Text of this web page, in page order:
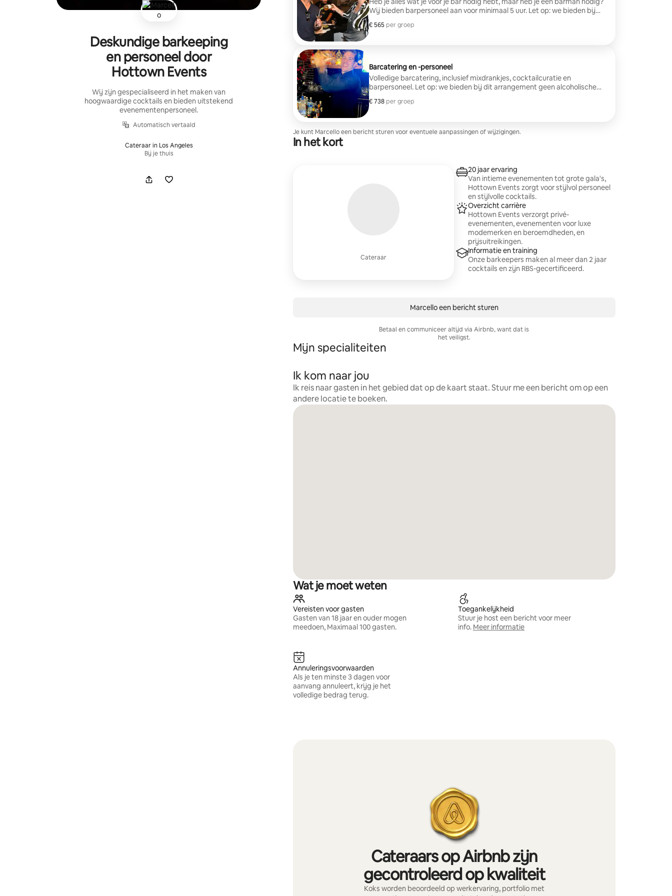
Deskundige barkeeping
en personeel door
Hottown Events
Wij zijn gespecialiseerd in het maken van
hoogwaardige cocktails en bieden uitstekend
evenementenpersoneel.
Automatisch vertaald
Cateraar in Los Angeles
Bij je thuis
Wij bieden barpersoneel aan voor minimaal 5 uur. Let op: we bieden bij
dit arrangement geen producten aan; je dient je eigen producten mee te
nemen. De vermelde prijs is een startprijs. De prijzen kunnen variëren
€ 565 per groep
€ 565 per groep
Barcatering en -personeel
Volledige barcatering, inclusief mixdrankjes, cocktailcuratie en
barpersoneel. Let op: we bieden bij dit arrangement geen alcoholische
producten aan; je dient je eigen drank mee te nemen. De vermelde prijs
is een startprijs. De prijzen kunnen variëren afhankelijk van de omvang
cocktailselectie. Neem contact op met ons om de details af te ronden!
€ 738 per groep
€ 738 per groep
Je kunt Marcello een bericht sturen voor eventuele aanpassingen of wijzigingen.
In het kort
Cateraar
20 jaar ervaring
Van intieme evenementen tot grote gala's,
Hottown Events zorgt voor stijlvol personeel
en stijlvolle cocktails.
Overzicht carrière
Hottown Events verzorgt privé-
evenementen, evenementen voor luxe
modemerken en beroemdheden, en
prijsuitreikingen.
Informatie en training
Onze barkeepers maken al meer dan 2 jaar
cocktails en zijn RBS-gecertificeerd.
Marcello een bericht sturen
Betaal en communiceer altijd via Airbnb, want dat is
het veiligst.
Mijn specialiteiten
Ik kom naar jou
Ik reis naar gasten in het gebied dat op de kaart staat. Stuur me een bericht om op een
andere locatie te boeken.
Wat je moet weten
Vereisten voor gasten
Gasten van 18 jaar en ouder mogen
meedoen, Maximaal 100 gasten.
Toegankelijkheid
Stuur je host een bericht voor meer
info. Meer informatie
Annuleringsvoorwaarden
Als je ten minste 3 dagen voor
aanvang annuleert, krijg je het
volledige bedrag terug.
Cateraars op Airbnb zijn
gecontroleerd op kwaliteit
Koks worden beoordeeld op werkervaring, portfolio met